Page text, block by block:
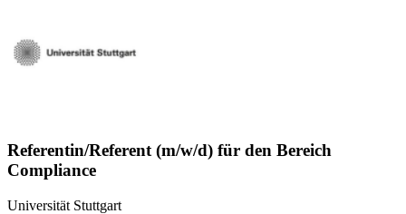
Referentin/Referent (m/w/d) für den Bereich
Compliance
Universität Stuttgart